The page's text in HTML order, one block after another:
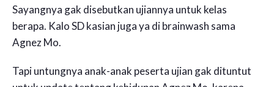
Sayangnya gak disebutkan ujiannya untuk kelas
berapa. Kalo SD kasian juga ya di brainwash sama
Agnez Mo.
Tapi untungnya anak-anak peserta ujian gak dituntut